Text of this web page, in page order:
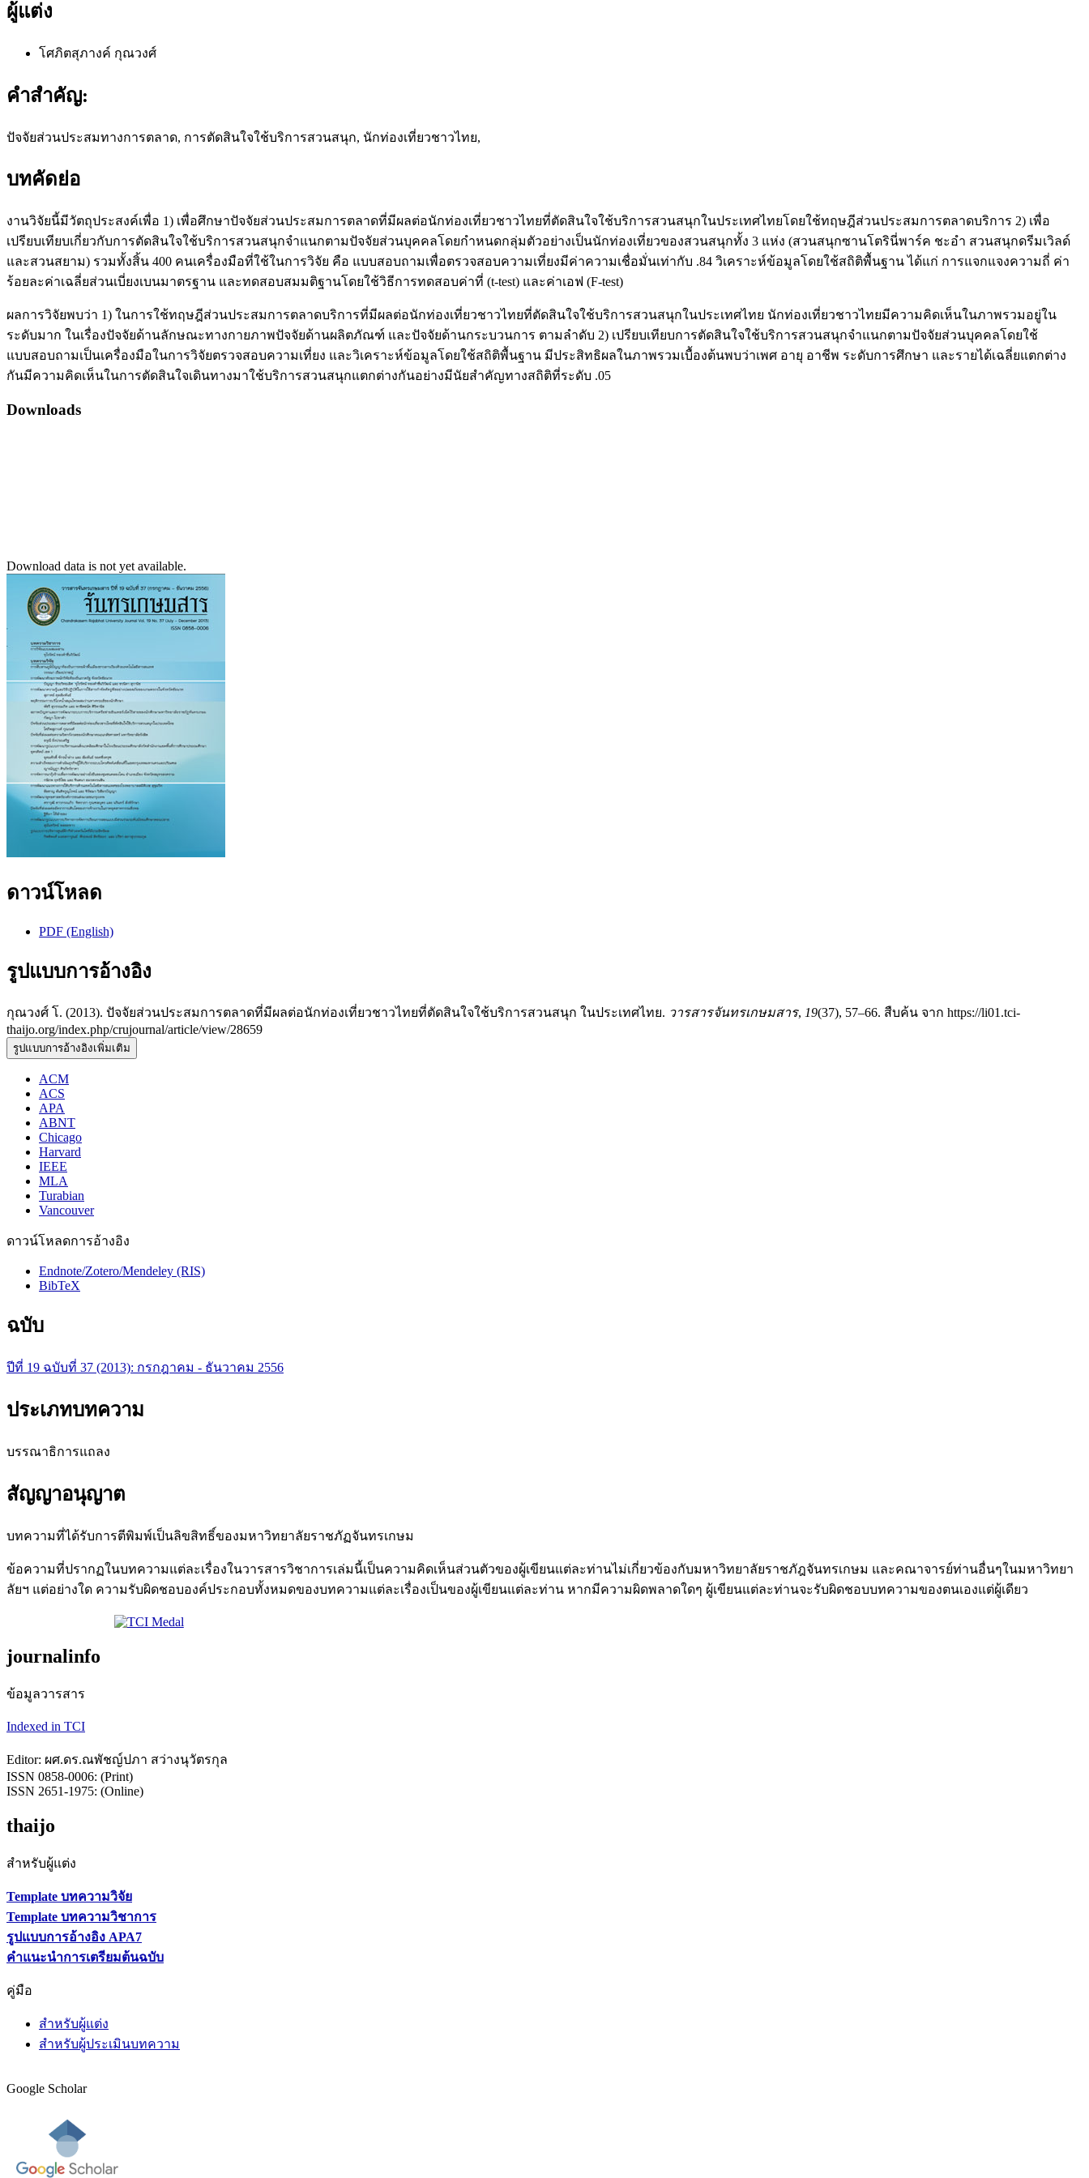
ผู้แต่ง
โศภิตสุภางค์ กุณวงศ์
คำสำคัญ:
ปัจจัยส่วนประสมทางการตลาด, การตัดสินใจใช้บริการสวนสนุก, นักท่องเที่ยวชาวไทย,
บทคัดย่อ
งานวิจัยนี้มีวัตถุประสงค์เพื่อ 1) เพื่อศึกษาปัจจัยส่วนประสมการตลาดที่มีผลต่อนักท่องเที่ยวชาวไทยที่ตัดสินใจใช้บริการสวนสนุกในประเทศไทยโดยใช้ทฤษฎีส่วนประสมการตลาดบริการ 2) เพื่อ
เปรียบเทียบเกี่ยวกับการตัดสินใจใช้บริการสวนสนุกจำแนกตามปัจจัยส่วนบุคคลโดยกำหนดกลุ่มตัวอย่างเป็นนักท่องเที่ยวของสวนสนุกทั้ง 3 แห่ง (สวนสนุกซานโตรินี่พาร์ค ชะอำ สวนสนุกดรีมเวิลด์
และสวนสยาม) รวมทั้งสิ้น 400 คนเครื่องมือที่ใช้ในการวิจัย คือ แบบสอบถามเพื่อตรวจสอบความเที่ยงมีค่าความเชื่อมั่นเท่ากับ .84 วิเคราะห์ข้อมูลโดยใช้สถิติพื้นฐาน ได้แก่ การแจกแจงความถี่ ค่า
ร้อยละค่าเฉลี่ยส่วนเบี่ยงเบนมาตรฐาน และทดสอบสมมติฐานโดยใช้วิธีการทดสอบค่าที่ (t-test) และค่าเอฟ (F-test)
ผลการวิจัยพบว่า 1) ในการใช้ทฤษฎีส่วนประสมการตลาดบริการที่มีผลต่อนักท่องเที่ยวชาวไทยที่ตัดสินใจใช้บริการสวนสนุกในประเทศไทย นักท่องเที่ยวชาวไทยมีความคิดเห็นในภาพรวมอยู่ใน
ระดับมาก ในเรื่องปัจจัยด้านลักษณะทางกายภาพปัจจัยด้านผลิตภัณฑ์ และปัจจัยด้านกระบวนการ ตามลำดับ 2) เปรียบเทียบการตัดสินใจใช้บริการสวนสนุกจำแนกตามปัจจัยส่วนบุคคลโดยใช้
แบบสอบถามเป็นเครื่องมือในการวิจัยตรวจสอบความเที่ยง และวิเคราะห์ข้อมูลโดยใช้สถิติพื้นฐาน มีประสิทธิผลในภาพรวมเบื้องต้นพบว่าเพศ อายุ อาชีพ ระดับการศึกษา และรายได้เฉลี่ยแตกต่าง
กันมีความคิดเห็นในการตัดสินใจเดินทางมาใช้บริการสวนสนุกแตกต่างกันอย่างมีนัยสำคัญทางสถิติที่ระดับ .05
Downloads
Download data is not yet available.
ดาวน์โหลด
PDF (English)
รูปแบบการอ้างอิง
กุณวงศ์ โ. (2013). ปัจจัยส่วนประสมการตลาดที่มีผลต่อนักท่องเที่ยวชาวไทยที่ตัดสินใจใช้บริการสวนสนุก ในประเทศไทย. วารสารจันทรเกษมสาร, 19(37), 57–66. สืบค้น จาก https://li01.tci-
thaijo.org/index.php/crujournal/article/view/28659
รูปแบบการอ้างอิงเพิ่มเติม
ACM
ACS
APA
ABNT
Chicago
Harvard
IEEE
MLA
Turabian
Vancouver
ดาวน์โหลดการอ้างอิง
Endnote/Zotero/Mendeley (RIS)
BibTeX
ฉบับ
ปีที่ 19 ฉบับที่ 37 (2013): กรกฎาคม - ธันวาคม 2556
ประเภทบทความ
บรรณาธิการแถลง
สัญญาอนุญาต
บทความที่ได้รับการตีพิมพ์เป็นลิขสิทธิ์ของมหาวิทยาลัยราชภัฏจันทรเกษม
ข้อความที่ปรากฏในบทความแต่ละเรื่องในวารสารวิชาการเล่มนี้เป็นความคิดเห็นส่วนตัวของผู้เขียนแต่ละท่านไม่เกี่ยวข้องกับมหาวิทยาลัยราชภัฎจันทรเกษม และคณาจารย์ท่านอื่นๆในมหาวิทยา
ลัยฯ แต่อย่างใด ความรับผิดชอบองค์ประกอบทั้งหมดของบทความแต่ละเรื่องเป็นของผู้เขียนแต่ละท่าน หากมีความผิดพลาดใดๆ ผู้เขียนแต่ละท่านจะรับผิดชอบบทความของตนเองแต่ผู้เดียว
journalinfo
ข้อมูลวารสาร
Indexed in TCI
Editor: ผศ.ดร.ณพัชญ์ปภา สว่างนุวัตรกุล
ISSN 0858-0006: (Print)
ISSN 2651-1975: (Online)
thaijo
สำหรับผู้แต่ง
Template บทความวิจัย
Template บทความวิชาการ
รูปแบบการอ้างอิง APA7
คำแนะนำการเตรียมต้นฉบับ
คู่มือ
สำหรับผู้แต่ง
สำหรับผู้ประเมินบทความ
Google Scholar